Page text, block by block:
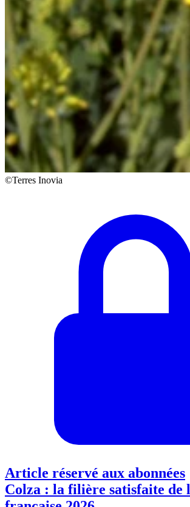
©Terres Inovia
Article réservé aux abonnées
Colza : la filière satisfaite de